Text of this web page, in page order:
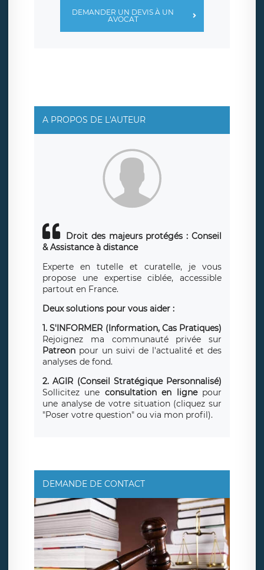
DEMANDER UN DEVIS À UN
AVOCAT
A PROPOS DE L'AUTEUR
Droit des majeurs protégés : Conseil
& Assistance à distance
Experte en tutelle et curatelle, je vous
propose une expertise ciblée, accessible
partout en France.
Deux solutions pour vous aider :
1. S'INFORMER (Information, Cas Pratiques)
Rejoignez ma communauté privée sur
Patreon pour un suivi de l'actualité et des
analyses de fond.
2. AGIR (Conseil Stratégique Personnalisé)
Sollicitez une consultation en lignepour
une analyse de votre situation (cliquez sur
"Poser votre question" ou via mon profil).
DEMANDE DE CONTACT